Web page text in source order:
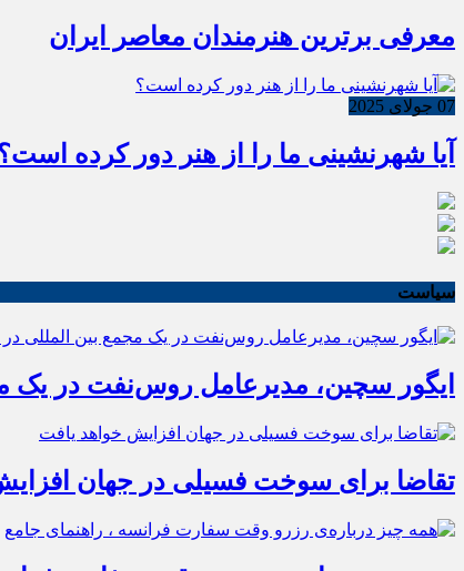
معرفی برترین هنرمندان معاصر ایران
07 جولای 2025
آیا شهرنشینی ما را از هنر دور کرده
سیاست
ایگور سچین، مدیرعامل روس‌نفت در یک
تقاضا برای سوخت فسیلی در جهان